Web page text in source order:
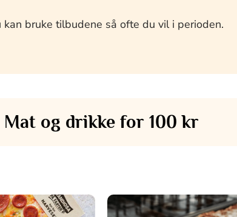
kan bruke tilbudene så ofte du vil i perioden.
Mat og drikke for 100 kr